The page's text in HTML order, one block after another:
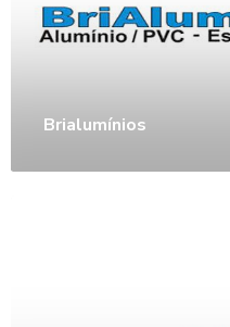
Brialumínios